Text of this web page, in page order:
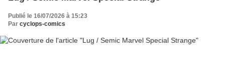
Publié le 16/07/2026 à 15:23
Par cyclops-comics